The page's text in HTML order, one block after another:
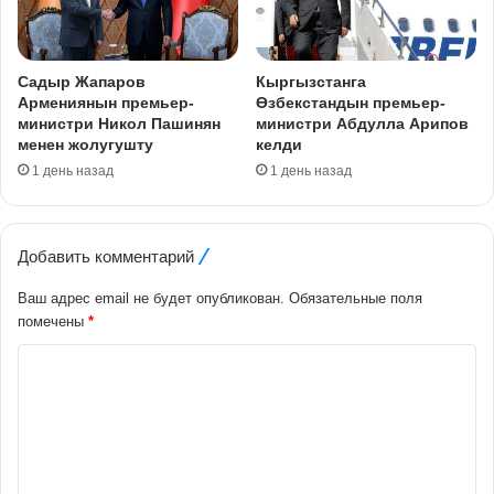
Садыр Жапаров
Армениянын премьер-
министри Никол Пашинян
менен жолугушту
1 день назад
Кыргызстанга
Өзбекстандын премьер-
министри Абдулла Арипов
келди
1 день назад
Добавить комментарий
Ваш адрес email не будет опубликован. Обязательные поля
помечены *